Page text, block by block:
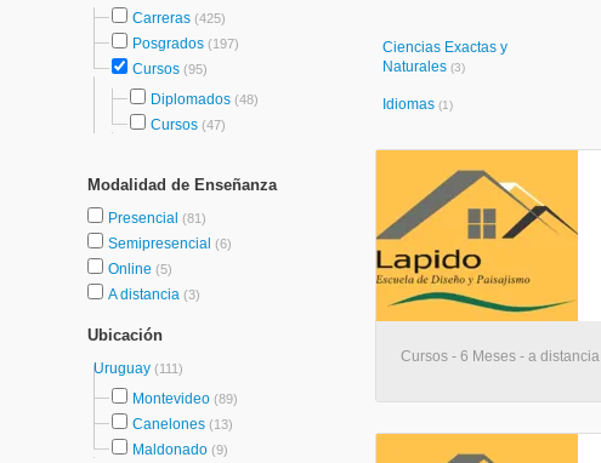
Carreras (425)
Posgrados (197)
Cursos (95)
Diplomados (48)
Cursos (47)
Modalidad de Enseñanza
Presencial (81)
Semipresencial (6)
Online (5)
A distancia (3)
Ubicación
Uruguay (111)
Montevideo (89)
Canelones (13)
Maldonado (9)
Ciencias Exactas y
Naturales (3)
Idiomas (1)
Cursos - 6 Meses - a distancia